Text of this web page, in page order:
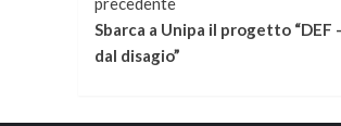
Continua
a
Sbarca a Unipa il progetto “DEF
dal disagio”